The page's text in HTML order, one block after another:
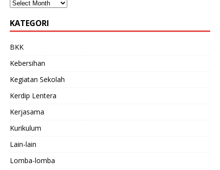
KATEGORI
BKK
Kebersihan
Kegiatan Sekolah
Kerdip Lentera
Kerjasama
Kurikulum
Lain-lain
Lomba-lomba